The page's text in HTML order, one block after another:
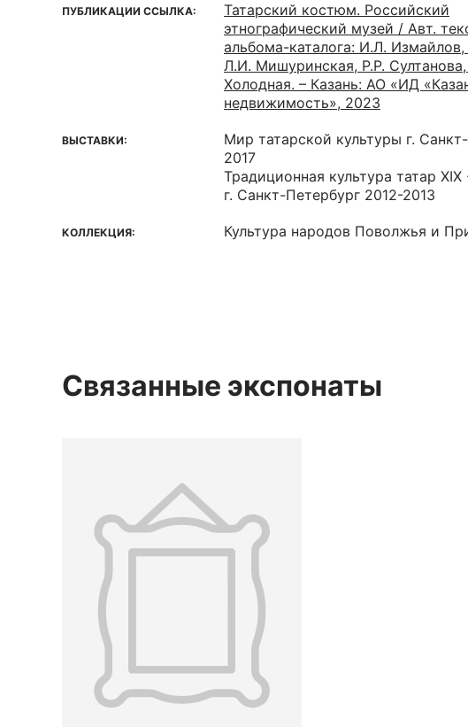
ПУБЛИКАЦИИ ССЫЛКА:
Татарский костюм. Российский
этнографический музей / Авт.
альбома-каталога: И.Л. Измайлов,
Л.И. Мишуринская, Р.Р. Султанова,
Холодная. – Казань: АО «ИД
недвижимость», 2023
ВЫСТАВКИ:
Мир татарской культуры г.
2017
Традиционная культура татар XIX
г. Санкт-Петербург 2012-2013
КОЛЛЕКЦИЯ: Культура народов Поволжья и
Связанные экспонаты